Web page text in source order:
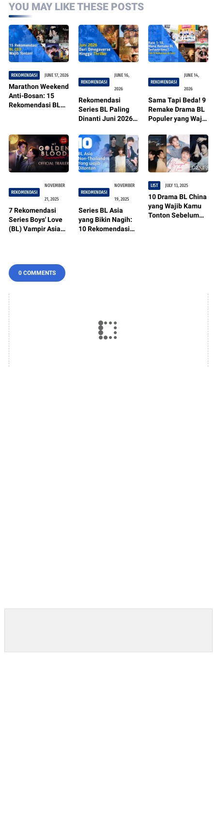
YOU MAY LIKE THESE POSTS
REKOMENDASI JUNE 17, 2026
Marathon Weekend
Anti-Bosan: 15
Rekomendasi BL
yang Wajib Kamu
Tonton!
REKOMENDASI
JUNE 16,
2026
Rekomendasi
Series BL Paling
Dinanti Juni 2026:
Hingga Thriller
Psikologis
REKOMENDASI
JUNE 14,
2026
Sama Tapi Beda! 9
Remake Drama BL
Populer yang Wajib
Kamu
REKOMENDASI
NOVEMBER
21, 2025
7 Rekomendasi
Series Boys' Love
(BL) Vampir Asia
REKOMENDASI
NOVEMBER
19, 2025
Series BL Asia
yang Bikin Nagih:
10 Rekomendasi
LIST JULY 13, 2025
10 Drama BL China
yang Wajib Kamu
Tonton Sebelum
0 COMMENTS